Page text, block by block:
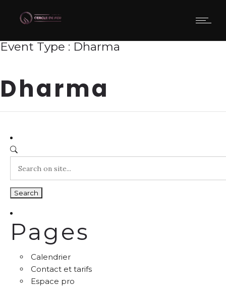
Event Type : Dharma
Dharma
Pages
Calendrier
Contact et tarifs
Espace pro